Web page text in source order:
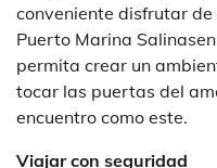
conveniente disfrutar
Puerto Marina
permita crear un
tocar las puertas del
encuentro como este.
Viajar con seguridad